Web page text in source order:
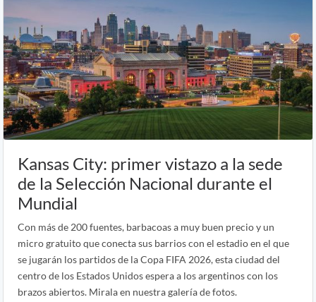
Kansas City: primer vistazo a la sede
de la Selección Nacional durante el
Mundial
Con más de 200 fuentes, barbacoas a muy buen precio y un
micro gratuito que conecta sus barrios con el estadio en el que
se jugarán los partidos de la Copa FIFA 2026, esta ciudad del
centro de los Estados Unidos espera a los argentinos con los
brazos abiertos. Mirala en nuestra galería de fotos.